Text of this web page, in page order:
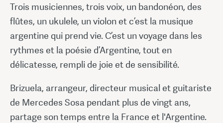
Trois musiciennes, trois voix, un bandonéon, des
flûtes, un ukulele, un violon et c’est la musique
argentine qui prend vie. C’est un voyage dans les
rythmes et la poésie d’Argentine, tout en
délicatesse, rempli de joie et de sensibilité.
Brizuela, arrangeur, directeur musical et guitariste
de Mercedes Sosa pendant plus de vingt ans,
partage son temps entre la France et l'Argentine.